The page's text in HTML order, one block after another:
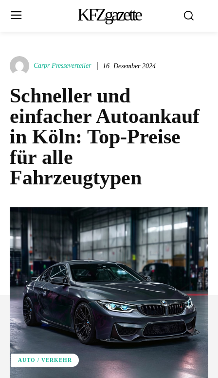
KFZgazette
Carpr Presseverteiler 16. Dezember 2024
Schneller und
einfacher Autoankauf
in Köln: Top-Preise
für alle
Fahrzeugtypen
AUTO / VERKEHR